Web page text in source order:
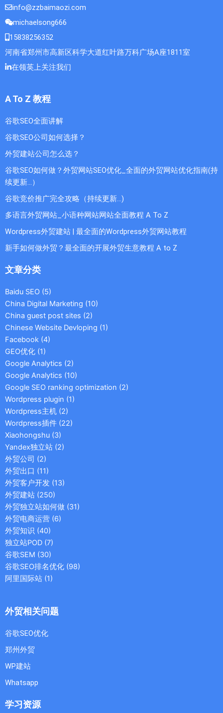
info@zzbaimaozi.com
michaelsong666
15838256352
河南省郑州市高新区科学大道红叶路万科广场A座1811室
在领英上关注我们
A To Z 教程
谷歌SEO全面讲解
谷歌SEO公司如何选择？
外贸建站公司怎么选？
谷歌SEO如何做？外贸网站SEO优化_全面的外贸网站优化指南(持
续更新...）
谷歌竞价推广完全攻略（持续更新…)
多语言外贸网站_小语种网站网站全面教程 A To Z
Wordpress外贸建站 | 最全面的Wordpress外贸网站教程
新手如何做外贸？最全面的开展外贸生意教程 A to Z
文章分类
Baidu SEO (5)
China Digital Marketing (10)
China guest post sites (2)
Chinese Website Devloping (1)
Facebook (4)
GEO优化 (1)
Google Analytics (2)
Google Analytics (10)
Google SEO ranking optimization (2)
Wordpress plugin (1)
Wordpress主机 (2)
Wordpress插件 (22)
Xiaohongshu (3)
Yandex独立站 (2)
外贸公司 (2)
外贸出口 (11)
外贸客户开发 (13)
外贸建站 (250)
外贸独立站如何做 (31)
外贸电商运营 (6)
外贸知识 (40)
独立站POD (7)
谷歌SEM (30)
谷歌SEO排名优化 (98)
阿里国际站 (1)
外贸相关问题
谷歌SEO优化
郑州外贸
WP建站
Whatsapp
学习资源